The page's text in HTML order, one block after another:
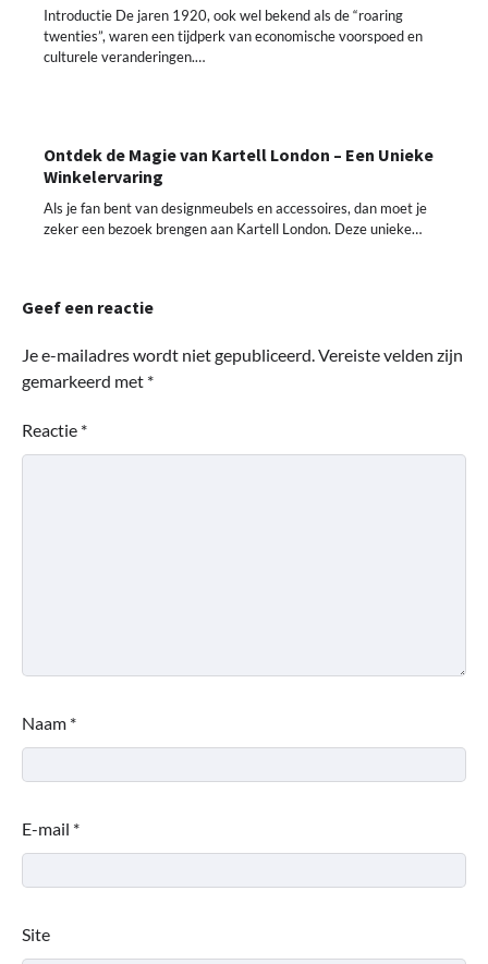
Introductie De jaren 1920, ook wel bekend als de “roaring
twenties”, waren een tijdperk van economische voorspoed en
culturele veranderingen.…
Ontdek de Magie van Kartell London – Een Unieke
Winkelervaring
Als je fan bent van designmeubels en accessoires, dan moet je
zeker een bezoek brengen aan Kartell London. Deze unieke…
Geef een reactie
Je e-mailadres wordt niet gepubliceerd.Vereiste velden zijn
gemarkeerd met *
Reactie *
Naam *
E-mail *
Site